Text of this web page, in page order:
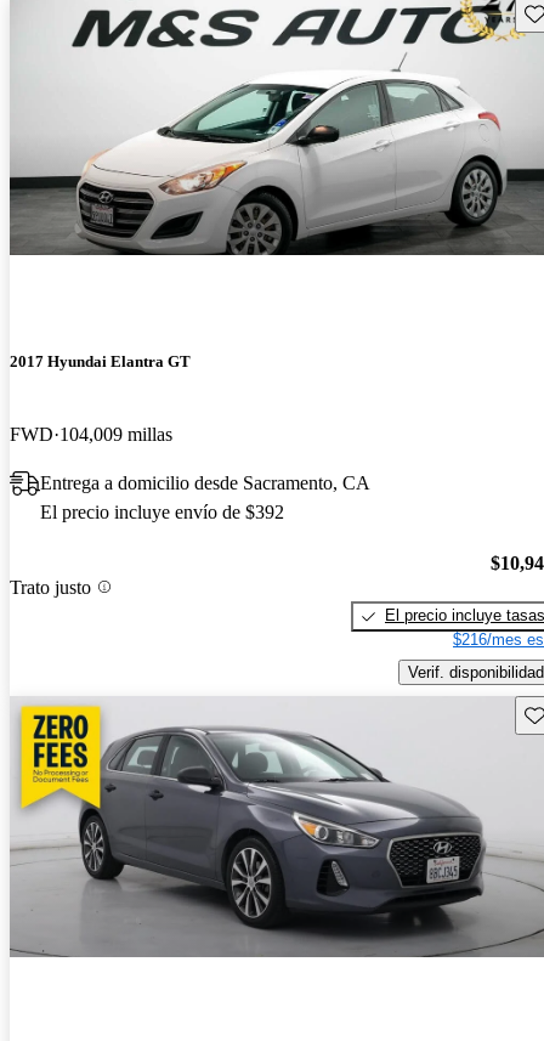
2017 Hyundai Elantra GT
FWD 104,009 millas
Entrega a domicilio desde Sacramento, CA
El precio incluye envío de $392
Trato justo
El precio incluye tasas
$216/mes
Verif. disponibilidad